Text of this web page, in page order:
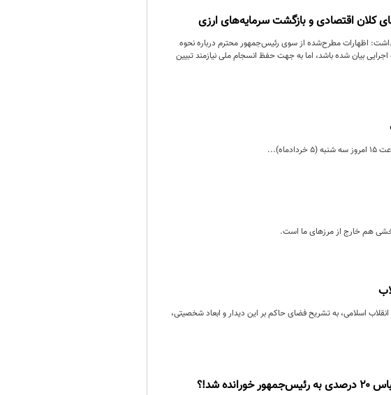
کلان اقتصادی و بازگشت سرمایه‌های ارزی
اظهارات مطرح‌شده از سوی رئیس‌جمهور محترم درباره نحوه
بیان شده باشد، اما به جهت حفظ انسجام ملی نیازمند تبیین
بخشی هم خارج از مرزهای ما است.
اسلامی، به تشریح فضای حاکم بر این دیدار و ابعاد شخصیتی،